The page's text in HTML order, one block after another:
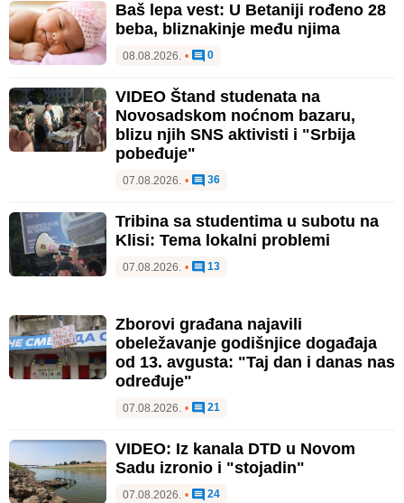
Baš lepa vest: U Betaniji rođeno 28
beba, bliznakinje među njima
08.08.2026. • 0
VIDEO Štand studenata na
Novosadskom noćnom bazaru,
blizu njih SNS aktivisti i "Srbija
pobeđuje"
07.08.2026. • 36
Tribina sa studentima u subotu na
Klisi: Tema lokalni problemi
07.08.2026. • 13
Zborovi građana najavili
obeležavanje godišnjice događaja
od 13. avgusta: "Taj dan i danas nas
određuje"
07.08.2026. • 21
VIDEO: Iz kanala DTD u Novom
Sadu izronio i "stojadin"
07.08.2026. • 24